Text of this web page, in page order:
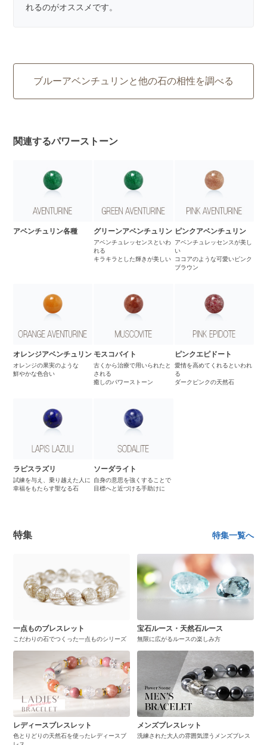
れるのがオススメです。
ブルーアベンチュリンと他の石の相性を調べる
関連するパワーストーン
アベンチュリン各種 グリーンアベンチュリン
アベンチュレッセンスといわ
れる
キラキラとした輝きが美しい
ピンクアベンチュリン
アベンチュレッセンスが美し
い
ココアのような可愛いピンク
ブラウン
オレンジアベンチュリン
オレンジの果実のような
鮮やかな色合い
モスコバイト
古くから治療で用いられたと
される
癒しのパワーストーン
ピンクエピドート
愛情を高めてくれるといわれ
る
ダークピンクの天然石
ラピスラズリ
試練を与え、乗り越えた人に
幸福をもたらす聖なる石
ソーダライト
自身の意思を強くすることで
目標へと近づける手助けに
特集 特集一覧へ
一点ものブレスレット
こだわりの石でつくった一点ものシリーズ
宝石ルース・天然石ルース
無限に広がるルースの楽しみ方
レディースブレスレット
色とりどりの天然石を使ったレディースブ
メンズブレスレット
洗練された大人の雰囲気漂うメンズブレス